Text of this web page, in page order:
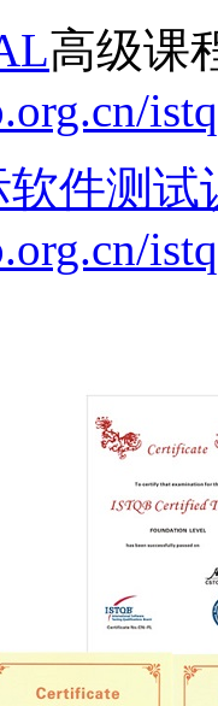
高级课
软件测试